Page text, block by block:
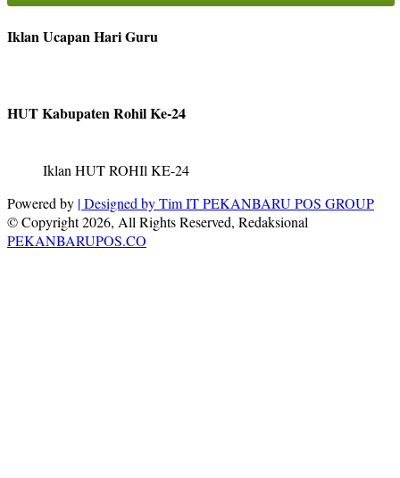
Iklan Ucapan Hari Guru
HUT Kabupaten Rohil Ke-24
Iklan HUT ROHIl KE-24
Powered by | Designed byTim IT PEKANBARU POS GROUP
© Copyright 2026, All Rights Reserved, Redaksional
PEKANBARUPOS.CO